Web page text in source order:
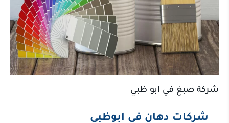
شركة صبغ في ابو ظبي
شركات دهان في ابوظبي